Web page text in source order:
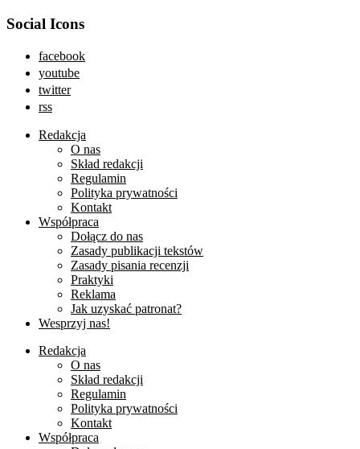
Social Icons
facebook
youtube
twitter
rss
Redakcja
O nas
Skład redakcji
Regulamin
Polityka prywatności
Kontakt
Współpraca
Dołącz do nas
Zasady publikacji tekstów
Zasady pisania recenzji
Praktyki
Reklama
Jak uzyskać patronat?
Wesprzyj nas!
Redakcja
O nas
Skład redakcji
Regulamin
Polityka prywatności
Kontakt
Współpraca